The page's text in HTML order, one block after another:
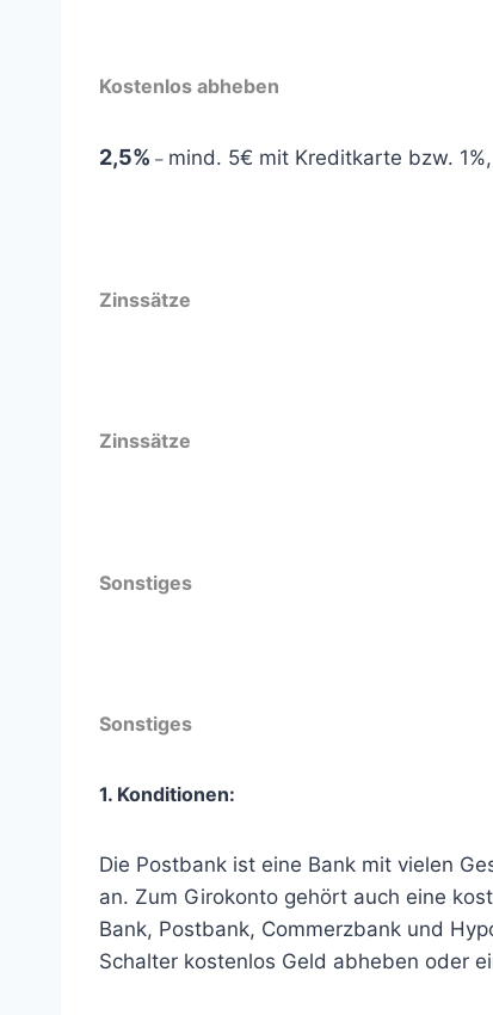
Kostenlos abheben
2,5% – mind. 5€ mit Kreditkarte bzw.
Zinssätze
Zinssätze
Sonstiges
Sonstiges
1. Konditionen:
Die Postbank ist eine Bank mit vielen
an. Zum Girokonto gehört auch eine
Bank, Postbank, Commerzbank und
Schalter kostenlos Geld abheben oder